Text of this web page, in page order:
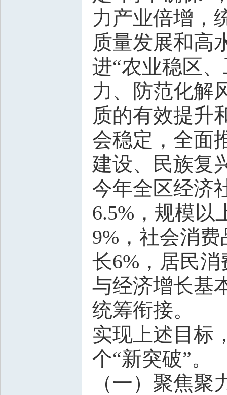
力产业倍增，
质量发展和高
进“农业稳区
力、防范化解
质的有效提升
会稳定，全面
建设、民族复
今年全区经济
6.5%，规模以
9%，社会消
长6%，居民
与经济增长基
统筹衔接。
实现上述目标
个“新突破”。
（一）聚焦